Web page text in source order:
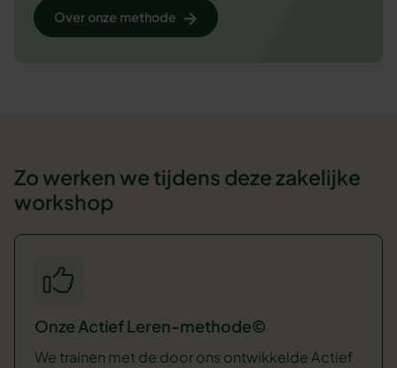
Over onze methode
Zo werken we tijdens deze zakelijke
workshop
Onze Actief Leren-methode©
We trainen met de door ons ontwikkelde Actief